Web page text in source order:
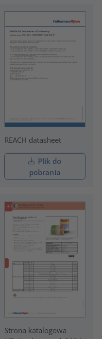
REACH datasheet
Plik do
pobrania
Strona katalogowa